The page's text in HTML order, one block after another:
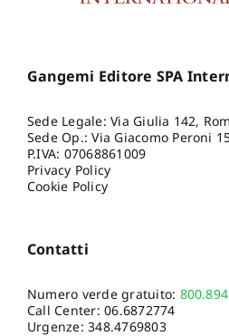
Gangemi Editore SPA
Sede Legale: Via Giulia 142,
Sede Op.: Via Giacomo Peroni
P.IVA: 07068861009
Privacy Policy
Cookie Policy
Contatti
Numero verde gratuito:
Call Center:06.6872774
Urgenze:348.4769803